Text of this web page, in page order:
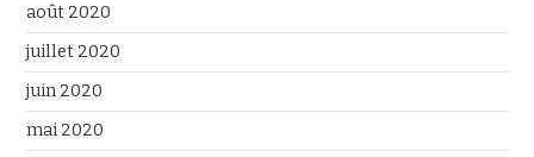
août 2020
juillet 2020
juin 2020
mai 2020